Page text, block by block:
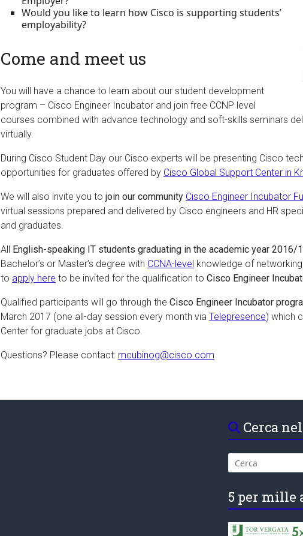
Would you like to learn how Cisco is supporting students’
employability?
Come and meet us
You will have a chance to learn about our student development
program – Cisco Engineer Incubator and join free CCNP level
courses combined with advance technology and soft-skills seminars
virtually.
During Cisco Student Day our Cisco experts will be presenting Cisco
opportunities for graduates offered by Cisco Global Support Center in
We will also invite you to join our community Cisco Engineer Incubator
virtual sessions prepared and delivered by Cisco engineers and HR
and graduates.
All English-speaking IT students graduating in the academic year 2016/
Bachelor’s or Master’s degree with CCNA-level knowledge of
to apply here to be invited for the qualification to Cisco Engineer
Qualified participants will go through the Cisco Engineer Incubator
March 2017 (one all-day session every month via Telepresence) which
Center for graduate jobs at Cisco.
Questions? Please contact: mcubinog@cisco.com
Cerca
5 per mille